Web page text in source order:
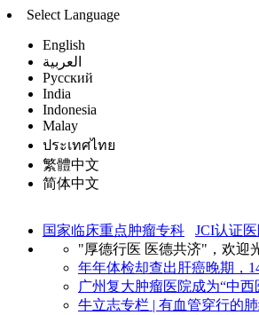
Select Language
English
العربية
Русский
India
Indonesia
Malay
ประเทศไทย
繁體中文
简体中文
国家临床重点肿瘤专科
JCI认证
"厚德行医 医德共济"，欢迎
年年体检却查出肝癌晚期，
广州复大肿瘤医院成为“中
牛立志专栏 | 有血管穿行的